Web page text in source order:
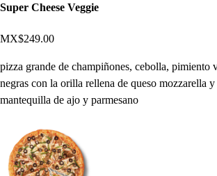
Super Cheese Veggie
MX$249.00
pizza grande de champiñones, cebolla, pimiento
negras con la orilla rellena de queso mozzarella y
mantequilla de ajo y parmesano